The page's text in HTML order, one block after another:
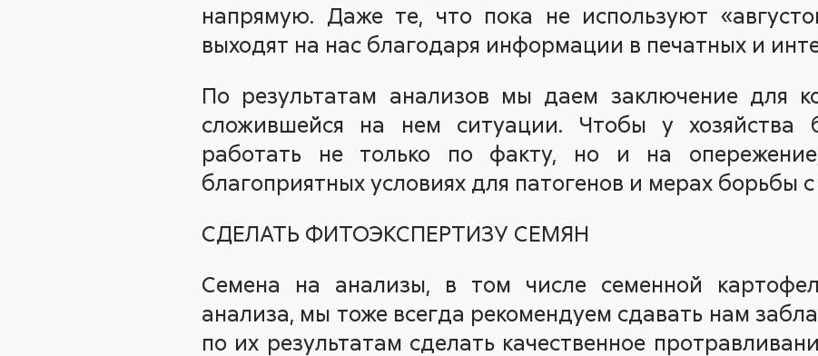
напрямую. Даже те, что пока не используют
выходят на нас благодаря информации в печатных и
По результатам анализов мы даем заключение для
сложившейся на нем ситуации. Чтобы у хозяйства
работать не только по факту, но и на
благоприятных условиях для патогенов и мерах борьбы
СДЕЛАТЬ ФИТОЭКСПЕРТИЗУ СЕМЯН
Семена на анализы, в том числе семенной
анализа, мы тоже всегда рекомендуем сдавать нам
по их результатам сделать качественное